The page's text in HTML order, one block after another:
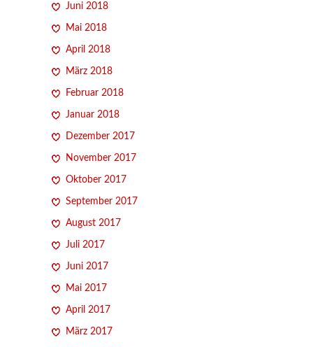
Juni 2018
Mai 2018
April 2018
März 2018
Februar 2018
Januar 2018
Dezember 2017
November 2017
Oktober 2017
September 2017
August 2017
Juli 2017
Juni 2017
Mai 2017
April 2017
März 2017